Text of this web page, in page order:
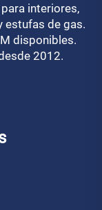
interiores,
estufas de gas.
disponibles.
2012.